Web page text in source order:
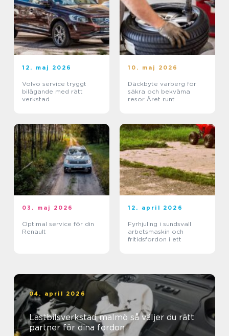
12. maj 2026
Volvo service tryggt
bilägande med rätt
verkstad
10. maj 2026
Däckbyte varberg för
säkra och bekväma
resor Året runt
03. maj 2026
Optimal service för din
Renault
12. april 2026
Fyrhjuling i sundsvall
arbetsmaskin och
fritidsfordon i ett
04. april 2026
Lastbilsverkstad malmö så väljer du rätt
partner för dina fordon